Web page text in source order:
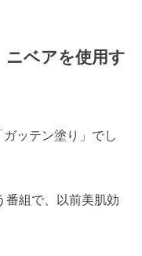
ニベアを使用す
ッテン塗り」でし
番組で、以前美肌効